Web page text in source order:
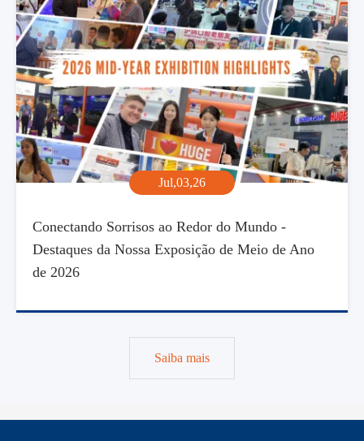
Jul,03,26
Conectando Sorrisos ao Redor do Mundo -
Destaques da Nossa Exposição de Meio de Ano
de 2026
Saiba mais